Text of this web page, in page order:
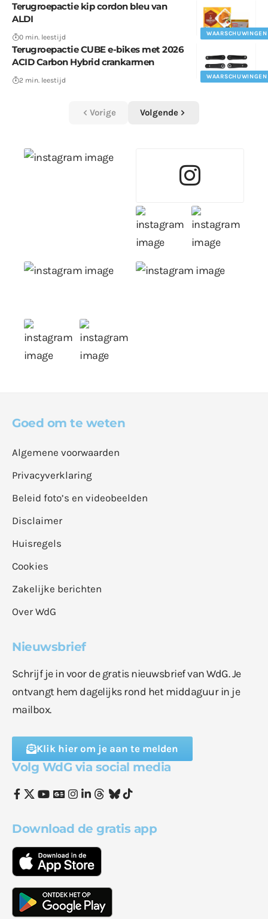
WAARSCHUWINGEN
Terugroepactie kip cordon bleu van
ALDI
0 min. leestijd
WAARSCHUWINGEN
Terugroepactie CUBE e-bikes met 2026
ACID Carbon Hybrid crankarmen
2 min. leestijd
Vorige Volgende
Goed om te weten
Algemene voorwaarden
Privacyverklaring
Beleid foto’s en videobeelden
Disclaimer
Huisregels
Cookies
Zakelijke berichten
Over WdG
Nieuwsbrief
Schrijf je in voor de gratis nieuwsbrief van WdG. Je
ontvangt hem dagelijks rond het middaguur in je
mailbox.
Klik hier om je aan te melden
Volg WdG via social media
Download de gratis app